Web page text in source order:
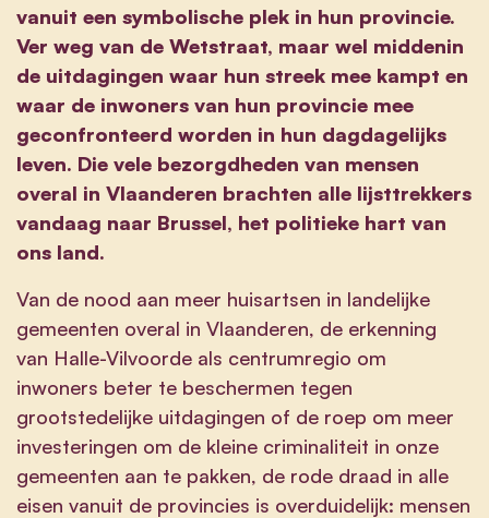
vanuit een symbolische plek in hun provincie.
Ver weg van de Wetstraat, maar wel middenin
de uitdagingen waar hun streek mee kampt en
waar de inwoners van hun provincie mee
geconfronteerd worden in hun dagdagelijks
leven. Die vele bezorgdheden van mensen
overal in Vlaanderen brachten alle lijsttrekkers
vandaag naar Brussel, het politieke hart van
ons land.
Van de nood aan meer huisartsen in landelijke
gemeenten overal in Vlaanderen, de erkenning
van Halle-Vilvoorde als centrumregio om
inwoners beter te beschermen tegen
grootstedelijke uitdagingen of de roep om meer
investeringen om de kleine criminaliteit in onze
gemeenten aan te pakken, de rode draad in alle
eisen vanuit de provincies is overduidelijk: mensen